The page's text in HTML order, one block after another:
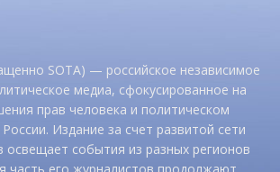
SOTA) — российское независимое
медиа, сфокусированное на
прав человека и политическом
Издание за счет развитой сети
освещает события из разных регионов